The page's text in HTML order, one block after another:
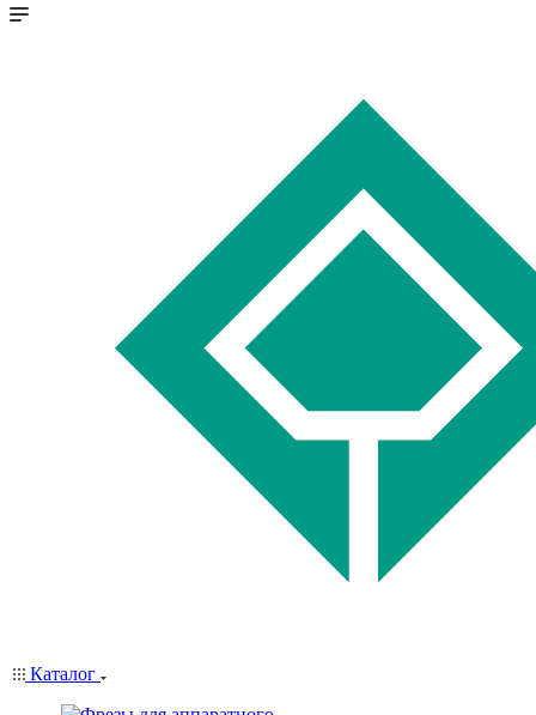
Каталог